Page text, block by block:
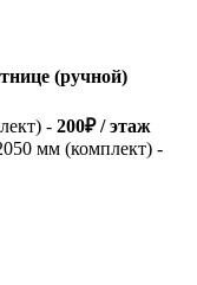
(ручной)
- 200₽ / этаж
мм (комплект) -